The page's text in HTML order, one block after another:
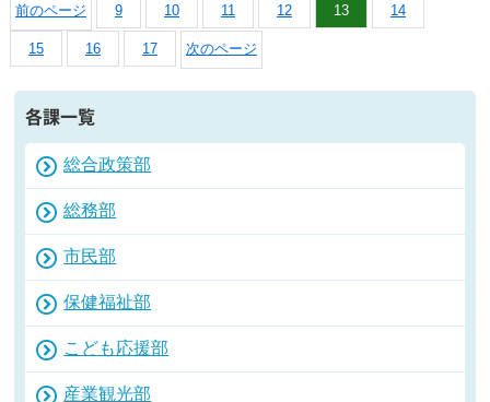
前のページ 9 10 11 12 13 14
15 16 17 次のページ
各課一覧
総合政策部
総務部
市民部
保健福祉部
こども応援部
産業観光部